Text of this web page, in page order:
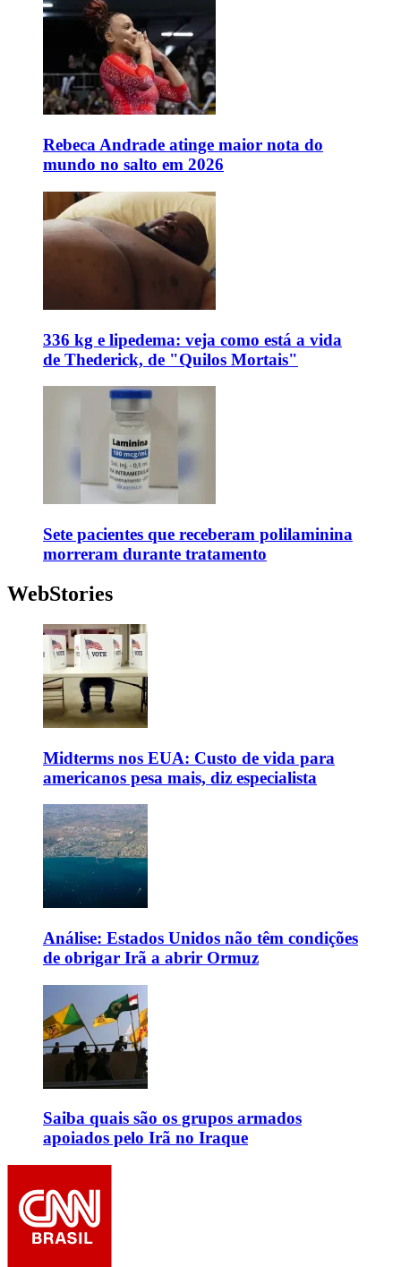
Rebeca Andrade atinge maior nota do
mundo no salto em 2026
336 kg e lipedema: veja como está a vida
de Thederick, de "Quilos Mortais"
Sete pacientes que receberam polilaminina
morreram durante tratamento
WebStories
Midterms nos EUA: Custo de vida para
americanos pesa mais, diz especialista
Análise: Estados Unidos não têm condições
de obrigar Irã a abrir Ormuz
Saiba quais são os grupos armados
apoiados pelo Irã no Iraque